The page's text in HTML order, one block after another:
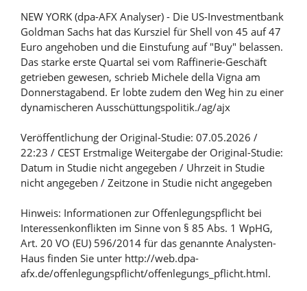
NEW YORK (dpa-AFX Analyser) - Die US-Investmentbank
Goldman Sachs hat das Kursziel für Shell von 45 auf 47
Euro angehoben und die Einstufung auf "Buy" belassen.
Das starke erste Quartal sei vom Raffinerie-Geschäft
getrieben gewesen, schrieb Michele della Vigna am
Donnerstagabend. Er lobte zudem den Weg hin zu einer
dynamischeren Ausschüttungspolitik./ag/ajx
Veröffentlichung der Original-Studie: 07.05.2026 /
22:23 / CEST Erstmalige Weitergabe der Original-Studie:
Datum in Studie nicht angegeben / Uhrzeit in Studie
nicht angegeben / Zeitzone in Studie nicht angegeben
Hinweis: Informationen zur Offenlegungspflicht bei
Interessenkonflikten im Sinne von § 85 Abs. 1 WpHG,
Art. 20 VO (EU) 596/2014 für das genannte Analysten-
Haus finden Sie unter http://web.dpa-
afx.de/offenlegungspflicht/offenlegungs_pflicht.html.